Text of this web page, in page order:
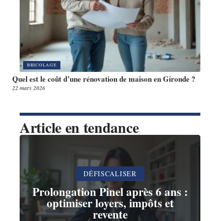
BRICOLAGE
Quel est le coût d’une rénovation de maison en Gironde ?
22 mars 2026
Article en tendance
DÉFISCALISER
Prolongation Pinel après 6 ans :
optimiser loyers, impôts et
revente